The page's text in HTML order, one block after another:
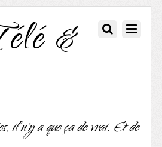
&
il n'y a que ça de vrai. Et de